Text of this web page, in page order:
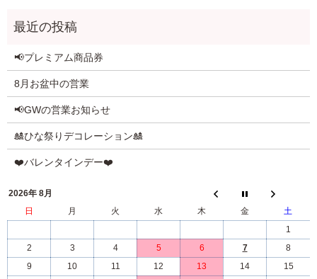
📢プレミアム商品券
8月お盆中の営業
📢GWの営業お知らせ
🎎ひな祭りデコレーション🎎
❤️バレンタインデー❤️
2026年 8月
日
月 火 水 木 金
土
1
2
3 4 5 6 7
8
9
10 11 12 13 14
15